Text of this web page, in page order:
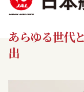
あらゆる世代
出